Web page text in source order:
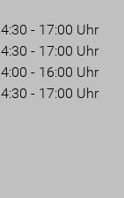
- 17:00 Uhr
- 17:00 Uhr
- 16:00 Uhr
- 17:00 Uhr